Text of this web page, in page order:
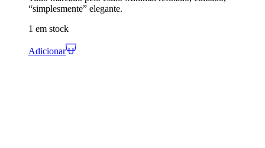
“simplesmente” elegante.
1 em stock
Adicionar